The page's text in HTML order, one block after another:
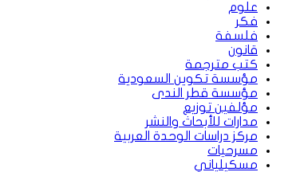
علوم
فكر
فلسفة
قانون
كتب مترجمة
مؤسسة تكوين السعودية
مؤسسة قطر الندى
مؤلفين توزيع
مدارات للأبحاث والنشر
مركز دراسات الوحدة العربية
مسرحيات
مسكيلياني